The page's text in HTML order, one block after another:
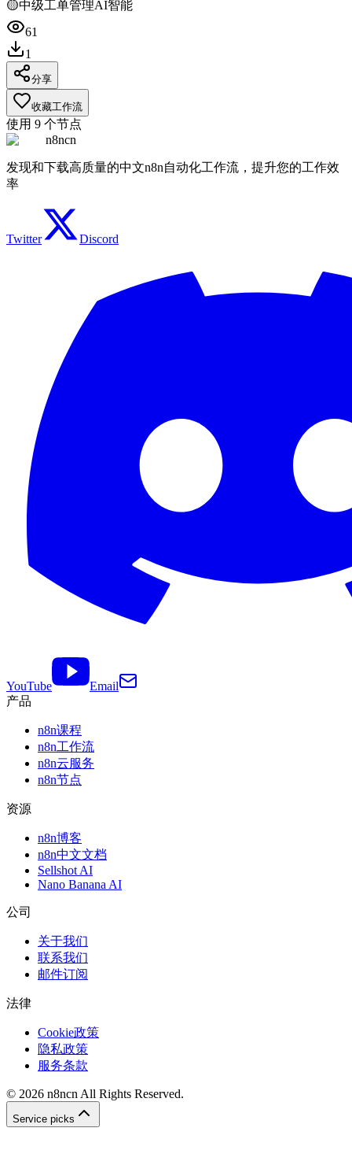
🟡中级工单管理AI智能
61
1
分享
收藏工作流
使用 9 个节点
n8ncn
发现和下载高质量的中文n8n自动化工作流，提升您的工作效
率
Twitter Discord
YouTube
Email
产品
n8n课程
n8n工作流
n8n云服务
n8n节点
资源
n8n博客
n8n中文文档
Sellshot AI
Nano Banana AI
公司
关于我们
联系我们
邮件订阅
法律
Cookie政策
隐私政策
服务条款
© 2026 n8ncn All Rights Reserved.
Service picks